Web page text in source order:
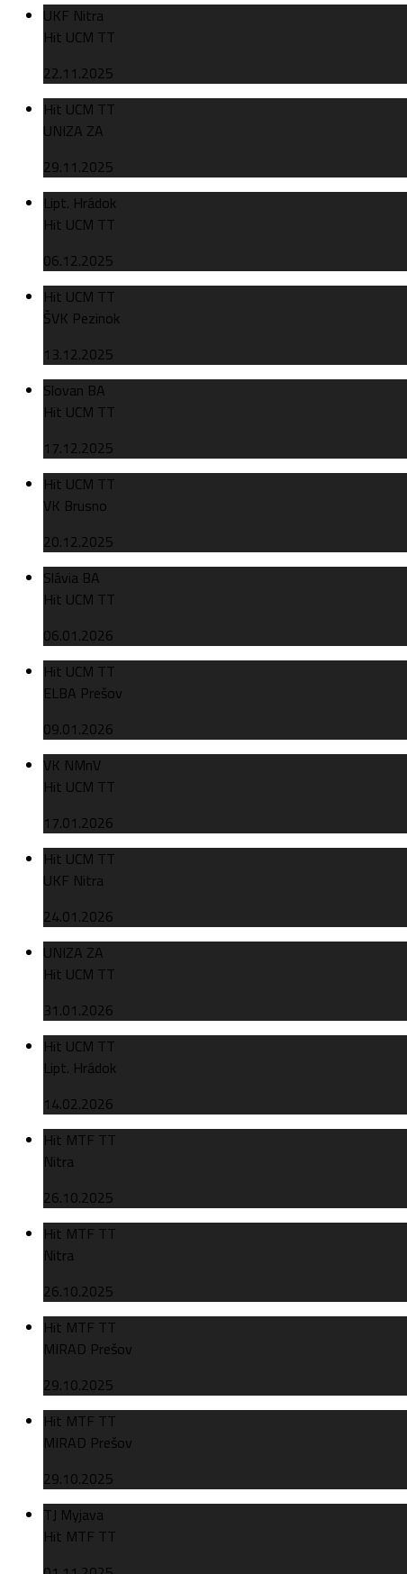
UKF Nitra
Hit UCM TT
22.11.2025
Hit UCM TT
UNIZA ZA
29.11.2025
Lipt. Hrádok
Hit UCM TT
06.12.2025
Hit UCM TT
ŠVK Pezinok
13.12.2025
Slovan BA
Hit UCM TT
17.12.2025
Hit UCM TT
VK Brusno
20.12.2025
Slávia BA
Hit UCM TT
06.01.2026
Hit UCM TT
ELBA Prešov
09.01.2026
VK NMnV
Hit UCM TT
17.01.2026
Hit UCM TT
UKF Nitra
24.01.2026
UNIZA ZA
Hit UCM TT
31.01.2026
Hit UCM TT
Lipt. Hrádok
14.02.2026
Hit MTF TT
Nitra
26.10.2025
Hit MTF TT
Nitra
26.10.2025
Hit MTF TT
MIRAD Prešov
29.10.2025
Hit MTF TT
MIRAD Prešov
29.10.2025
TJ Myjava
Hit MTF TT